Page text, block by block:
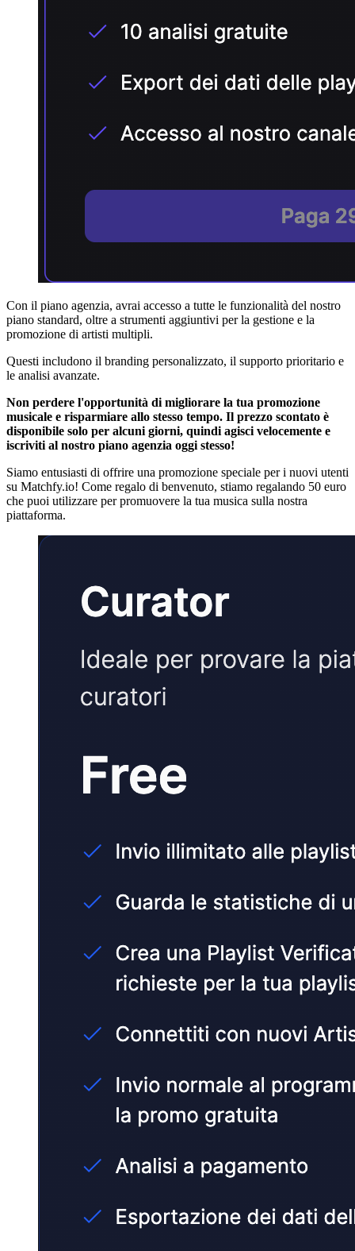
Con il piano agenzia, avrai accesso a tutte le funzionalità del nostro
piano standard, oltre a strumenti aggiuntivi per la gestione e la
promozione di artisti multipli.
Questi includono il branding personalizzato, il supporto prioritario e
le analisi avanzate.
Non perdere l'opportunità di migliorare la tua promozione
musicale e risparmiare allo stesso tempo. Il prezzo scontato è
disponibile solo per alcuni giorni, quindi agisci velocemente e
iscriviti al nostro piano agenzia oggi stesso!
Siamo entusiasti di offrire una promozione speciale per i nuovi utenti
su Matchfy.io! Come regalo di benvenuto, stiamo regalando 50 euro
che puoi utilizzare per promuovere la tua musica sulla nostra
piattaforma.